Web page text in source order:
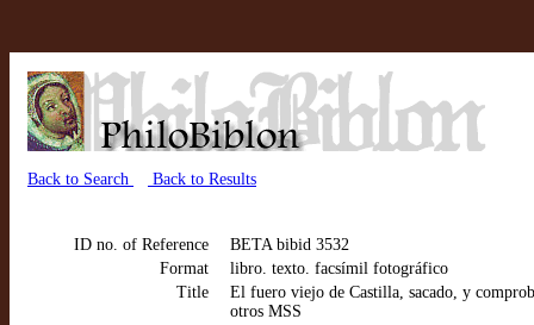
Back to Search Back to Results
ID no. of Reference
BETA bibid 3532
Format
libro. texto. facsímil fotográfico
Title
El fuero viejo de Castilla, sacado, y
otros MSS